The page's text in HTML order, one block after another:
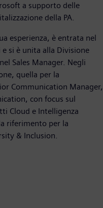
a supporto delle
della PA.
esperienza, è entrata nel
si è unita alla Divisione
Sales Manager. Negli
quella per la
Communication Manager,
con focus sul
Cloud e Intelligenza
riferimento per la
& Inclusion.